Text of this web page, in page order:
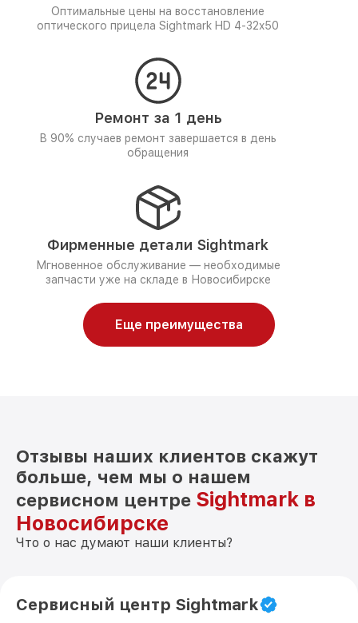
Оптимальные цены на восстановление
оптического прицела Sightmark HD 4-32x50
Ремонт за 1 день
В 90% случаев ремонт завершается в день
обращения
Фирменные детали Sightmark
Мгновенное обслуживание — необходимые
запчасти уже на складе в Новосибирске
Еще преимущества
Отзывы наших клиентов скажут
больше, чем мы о нашем
сервисном центре Sightmark в
Новосибирске
Что о нас думают наши клиенты?
Сервисный центр Sightmark